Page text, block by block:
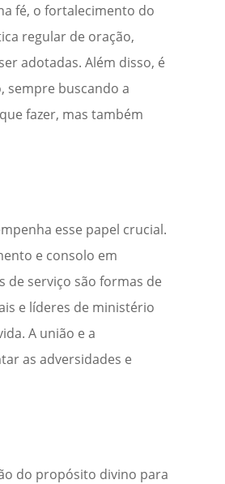
fé, o fortalecimento do
regular de oração,
adotadas. Além disso, é
sempre buscando a
fazer, mas também
esse papel crucial.
e consolo em
de serviço são formas de
e líderes de ministério
A união e a
as adversidades e
do propósito divino para